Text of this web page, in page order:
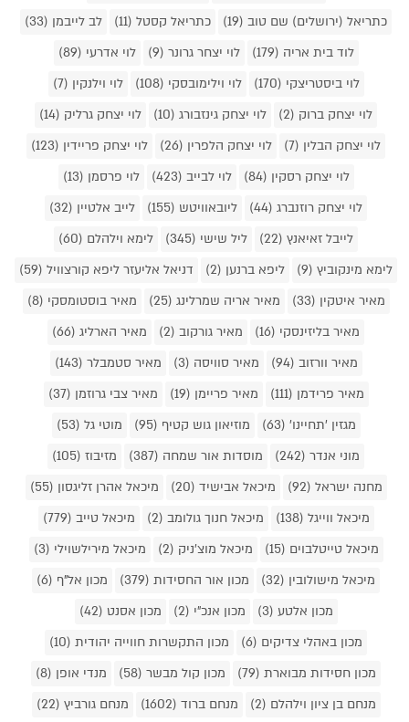
כתריאל (ירושלים) שם טוב (19)
כתריאל קסטל (11)
לב לייבמן (33)
לוד בית אריה (179)
לוי יצחר גרונר (9)
לוי אדרעי (89)
לוי ביסטריצקי (170)
לוי וילימובסקי (108)
לוי וילנקין (7)
לוי יצחק ברוק (2)
לוי יצחק גינזבורג (10)
לוי יצחק גרליק (14)
לוי יצחק הבלין (7)
לוי יצחק הלפרין (26)
לוי יצחק פריידין (123)
לוי יצחק רסקין (84)
לוי לבייב (423)
לוי פרסמן (13)
לוי יצחק רוזנברג (44)
ליובאוויטש (155)
לייב אלטיין (32)
לייבל זאיאנץ (22)
ליל שישי (345)
לימא וילהלם (60)
לימא מינקוביץ (9)
ליפא ברנען (2)
דניאל אליעזר ליפא קורצוויל (59)
מאיר איטקין (33)
מאיר אריה שמרלינג (25)
מאיר בוסטומסקי (8)
מאיר בליזינסקי (16)
מאיר גורקוב (2)
מאיר הארליג (66)
מאיר וורזוב (94)
מאיר סוויסה (3)
מאיר סטמבלר (143)
מאיר פרידמן (111)
מאיר פריימן (19)
מאיר צבי גרוזמן (37)
מגזין 'תחיינו' (63)
מוזיאון גוש קטיף (95)
מוטי גל (53)
מוני אנדר (242)
מוסדות אור שמחה (387)
מזיבוז (105)
מחנה ישראל (92)
מיכאל אבישיד (20)
מיכאל אהרן זליגסון (55)
מיכאל ווייגל (138)
מיכאל חנוך גולומב (2)
מיכאל טייב (779)
מיכאל טייטלבוים (15)
מיכאל מוצ'ניק (2)
מיכאל מירילשוילי (3)
מיכאל מישולובין (32)
מכון אור החסידות (379)
מכון אל"ף (6)
מכון אלטע (3)
מכון אנכ"י (2)
מכון אסנט (42)
מכון באהלי צדיקים (6)
מכון התקשרות חווייה יהודית (10)
מכון חסידות מבוארת (79)
מכון קול מבשר (58)
מנדי אופן (8)
מנחם בן ציון וילהלם (2)
מנחם ברוד (1602)
מנחם גורביץ (22)